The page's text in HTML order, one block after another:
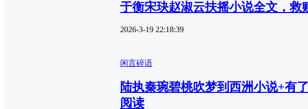
于衡宋玦赵淑云扶摇小说全文，
2026-3-19 22:18:39
闲言碎语
陆执秦琬碧桃吹梦到西洲小说+有
阅读